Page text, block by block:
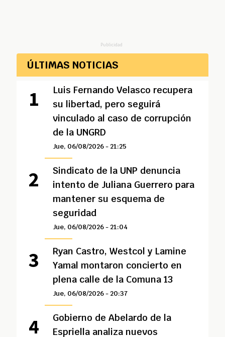
Publicidad
ÚLTIMAS NOTICIAS
Luis Fernando Velasco recupera
su libertad, pero seguirá
vinculado al caso de corrupción
de la UNGRD
Jue, 06/08/2026 - 21:25
Sindicato de la UNP denuncia
intento de Juliana Guerrero para
mantener su esquema de
seguridad
Jue, 06/08/2026 - 21:04
Ryan Castro, Westcol y Lamine
Yamal montaron concierto en
plena calle de la Comuna 13
Jue, 06/08/2026 - 20:37
Gobierno de Abelardo de la
Espriella analiza nuevos